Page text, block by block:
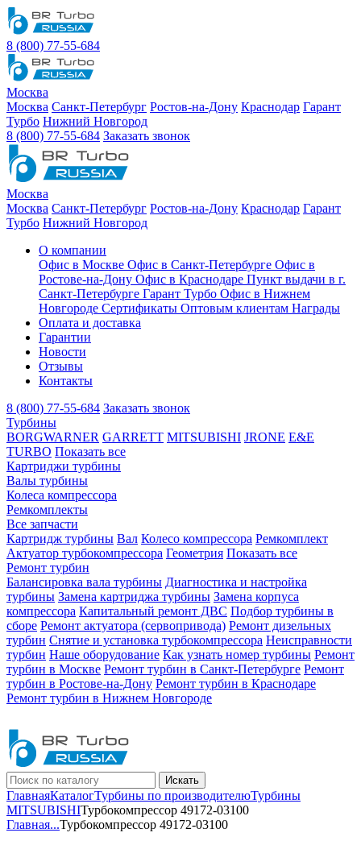
8 (800) 77-55-684
Москва
Москва Санкт-Петербург Ростов-на-Дону Краснодар Гарант
Турбо Нижний Новгород
8 (800) 77-55-684 Заказать звонок
Москва
Москва Санкт-Петербург Ростов-на-Дону Краснодар Гарант
Турбо Нижний Новгород
О компании
Офис в Москве Офис в Санкт-Петербурге Офис в
Ростове-на-Дону Офис в Краснодаре Пункт выдачи в г.
Санкт-Петербурге Гарант Турбо Офис в Нижнем
Новгороде Сертификаты Оптовым клиентам Награды
Оплата и доставка
Гарантии
Новости
Отзывы
Контакты
8 (800) 77-55-684 Заказать звонок
Турбины
BORGWARNER GARRETT MITSUBISHI JRONE E&E
TURBO Показать все
Картриджи турбины
Валы турбины
Колеса компрессора
Ремкомплекты
Все запчасти
Картридж турбины Вал Колесо компрессора Ремкомплект
Актуатор турбокомпрессора Геометрия Показать все
Ремонт турбин
Балансировка вала турбины Диагностика и настройка
турбины Замена картриджа турбины Замена корпуса
компрессора Капитальный ремонт ДВС Подбор турбины в
сборе Ремонт актуатора (сервопривода) Ремонт дизельных
турбин Снятие и установка турбокомпрессора Неисправности
турбин Наше оборудование Как узнать номер турбины Ремонт
турбин в Москве Ремонт турбин в Санкт-Петербурге Ремонт
турбин в Ростове-на-Дону Ремонт турбин в Краснодаре
Ремонт турбин в Нижнем Новгороде
Искать
ГлавнаяКаталогТурбины по производителюТурбины
MITSUBISHIТурбокомпрессор 49172-03100
Главная...Турбокомпрессор 49172-03100